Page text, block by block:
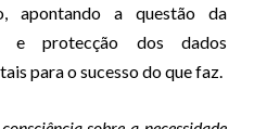
apontando a questão da
e protecção dos dados
para o sucesso do que faz.